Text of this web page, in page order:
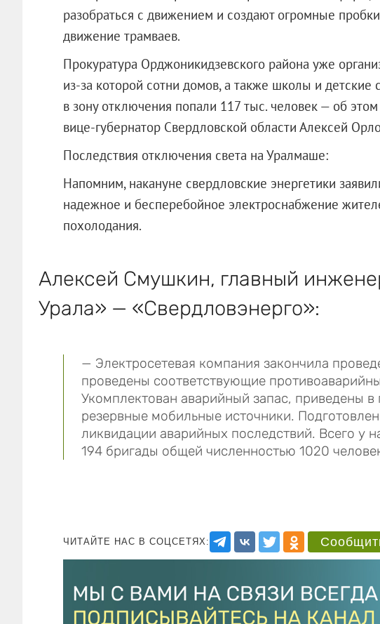
разобраться с движением и создают огромные
движение трамваев.
Прокуратура Орджоникидзевского района уже
из-за которой сотни домов, а также школы и детские
в зону отключения попали 117 тыс. человек — об
вице-губернатор Свердловской области Алексей
Последствия отключения света на Уралмаше:
Напомним, накануне свердловские энергетики
надежное и бесперебойное электроснабжение
похолодания.
Алексей Смушкин, главный
Урала» — «Свердловэнерго»:
— Электросетевая компания закончила
проведены соответствующие
Укомплектован аварийный запас, приведены в
резервные мобильные источники.
ликвидации аварийных последствий. Всего у
194 бригады общей численностью 1020
ЧИТАЙТЕ НАС В СОЦСЕТЯХ: